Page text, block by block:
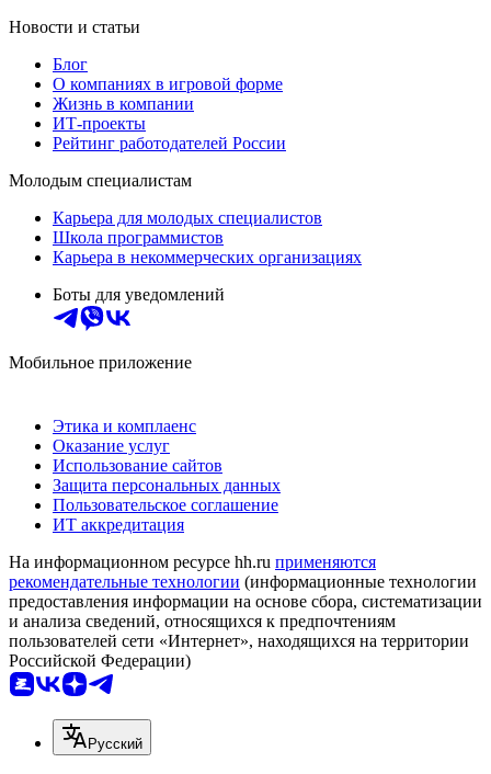
Новости и статьи
Блог
О компаниях в игровой форме
Жизнь в компании
ИТ-проекты
Рейтинг работодателей России
Молодым специалистам
Карьера для молодых специалистов
Школа программистов
Карьера в некоммерческих организациях
Боты для уведомлений
Мобильное приложение
Этика и комплаенс
Оказание услуг
Использование сайтов
Защита персональных данных
Пользовательское соглашение
ИТ аккредитация
На информационном ресурсе hh.ru применяются
рекомендательные технологии (информационные технологии
предоставления информации на основе сбора, систематизации
и анализа сведений, относящихся к предпочтениям
пользователей сети «Интернет», находящихся на территории
Российской Федерации)
Русский